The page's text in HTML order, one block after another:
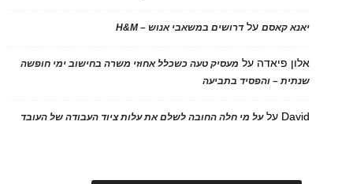
יאנא קאסםעלדרושים במשאבי אנוש – H&M
אלון פיאדה על מעסיק טעה כשכלל אחוזי משרה בחישוב ימי חופשה
שנתית – והפסיד בתביעה
David עלעל מי חלה החובה לשלם את עלות ציוד העבודה של העובד